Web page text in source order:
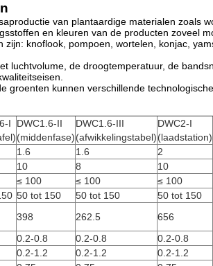
van plantaardige materialen zoals
en kleuren van de producten zoveel
knoflook, pompoen, wortelen, konjac,
luchtvolume, de droogtemperatuur, de
groenten kunnen verschillende
I
DWC1.6-II
(middenfase)
DWC1.6-III
(afwikkelingstabel)
DWC2-I
(laadstation)
1.6 1.6 2
10 8 10
≤ 100 ≤ 100 ≤ 100
50 tot 150 50 tot 150 50 tot 150
398 262.5 656
0.2-0.8 0.2-0.8 0.2-0.8
0.2-1.2 0.2-1.2 0.2-1.2